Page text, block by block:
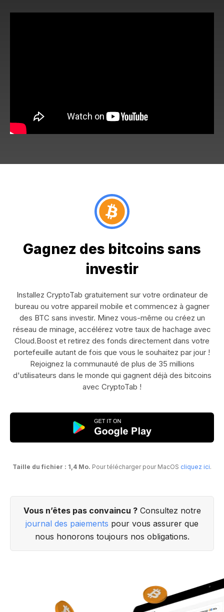
Gagnez des bitcoins sans
investir
Installez CryptoTab gratuitement sur votre ordinateur de
bureau ou votre appareil mobile et commencez à gagner
des BTC sans investir. Minez vous-même ou créez un
réseau de minage, accélérez votre taux de hachage avec
Cloud.Boost et retirez des fonds directement dans votre
portefeuille autant de fois que vous le souhaitez par jour !
Rejoignez la communauté de plus de 35 millions
d'utilisateurs dans le monde qui gagnent déjà des bitcoins
avec CryptoTab !
Taille du fichier : 1,4 Mo. Pour télécharger pour MacOS cliquez ici.
Vous n’êtes pas convaincu ?Consultez notre
journal des paiements pour vous assurer que
nous honorons toujours nos obligations.